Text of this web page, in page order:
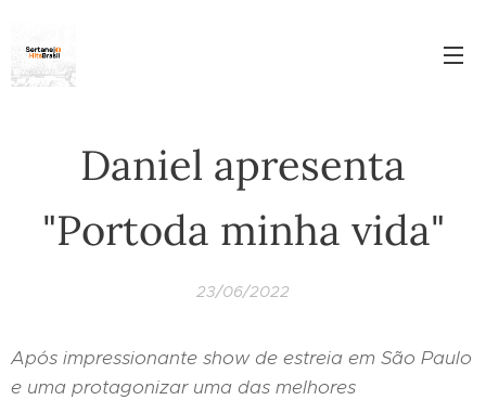
Daniel apresenta
"Portoda minha vida"
23/06/2022
Após impressionante show de estreia em São Paulo
e uma protagonizar uma das melhores